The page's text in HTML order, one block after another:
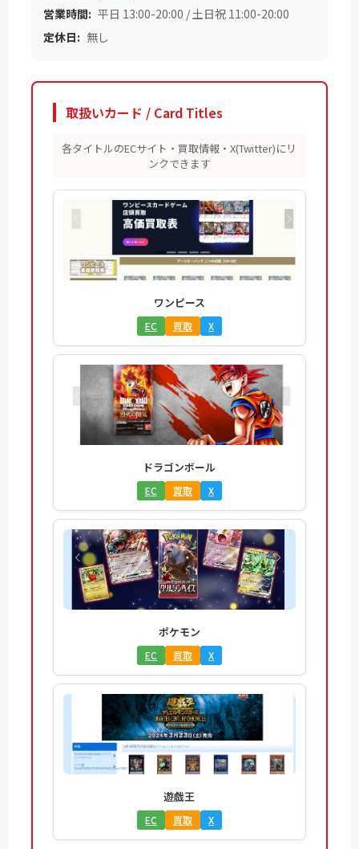
営業時間: 平日 13:00-20:00 / 土日祝 11:00-20:00
定休日: 無し
取扱いカード / Card Titles
各タイトルのECサイト・買取情報・X(Twitter)にリ
ンクできます
ワンピース
EC 買取 X
ドラゴンボール
EC 買取 X
ポケモン
EC 買取 X
遊戯王
EC 買取 X